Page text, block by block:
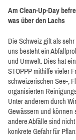
Am Clean-Up-Day
was über den Lachs
Die Schweiz gilt als
uns besteht ein
und Umwelt. Dies hat
STOPPP mithilfe vieler
schweizerischen See-,
organisierten
Unter anderem durch
Gewässern und
andere Abfälle sind
konkrete Gefahr für